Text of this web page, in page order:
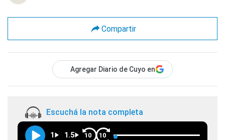
Compartir
Agregar Diario de Cuyo en
Escuchá la nota completa
1 1.5 10 10